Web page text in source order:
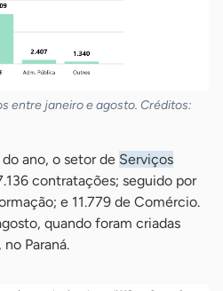
entre janeiro e agosto. Créditos:
ano, o setor de Serviços
contratações; seguido por
e 11.779 de Comércio.
quando foram criadas
Paraná.